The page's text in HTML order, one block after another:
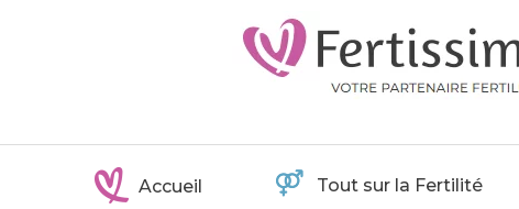
Accueil Tout sur la Fertilité